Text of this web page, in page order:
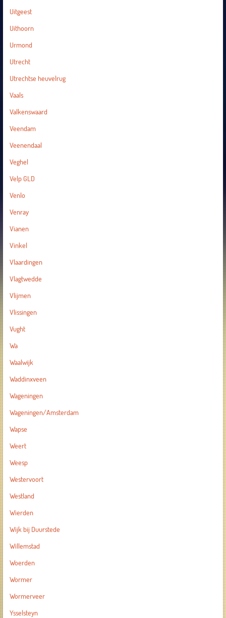
Uitgeest
Uithoorn
Urmond
Utrecht
Utrechtse heuvelrug
Vaals
Valkenswaard
Veendam
Veenendaal
Veghel
Velp GLD
Venlo
Venray
Vianen
Vinkel
Vlaardingen
Vlagtwedde
Vlijmen
Vlissingen
Vught
Wa
Waalwijk
Waddinxveen
Wageningen
Wageningen/Amsterdam
Wapse
Weert
Weesp
Westervoort
Westland
Wierden
Wijk bij Duurstede
Willemstad
Woerden
Wormer
Wormerveer
Ysselsteyn